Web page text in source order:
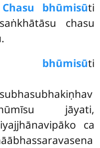
Chasu bhūmisūti
chasu
bhūmisūti
jāyati,
ca